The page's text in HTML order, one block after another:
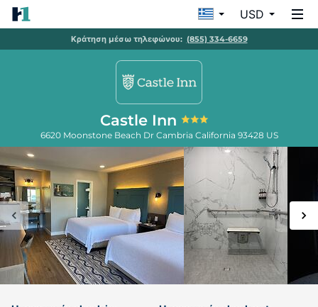
USD
Κράτηση μέσω τηλεφώνου: (855) 334-6659
Castle Inn
6620 Moonstone Beach Dr Cambria California 93428 US